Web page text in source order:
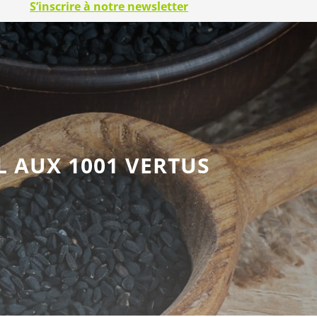
S’inscrire à notre newsletter
AUX 1001 VERTUS